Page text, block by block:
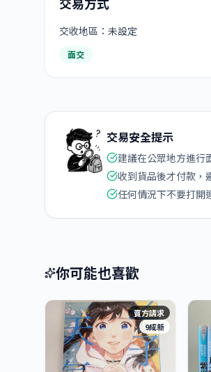
交收地區：未設定
面交
交易安全提示
建議在公眾地方進行
收到貨品後才付款，
任何情況下不要打開
你可能也喜歡
賣方請求
9成新